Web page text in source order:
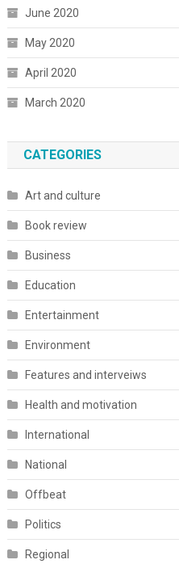
June 2020
May 2020
April 2020
March 2020
CATEGORIES
Art and culture
Book review
Business
Education
Entertainment
Environment
Features and interveiws
Health and motivation
International
National
Offbeat
Politics
Regional